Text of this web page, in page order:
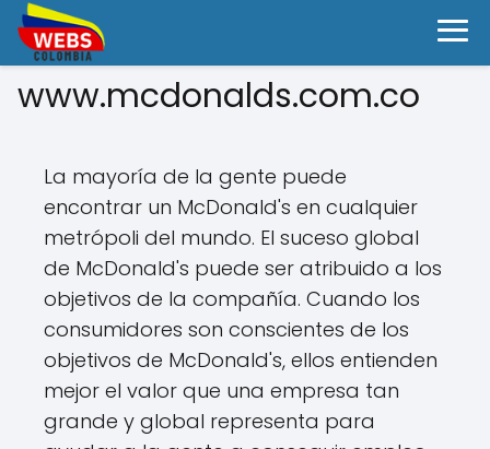
www.mcdonalds.com.co
La mayoría de la gente puede
encontrar un McDonald's en cualquier
metrópoli del mundo. El suceso global
de McDonald's puede ser atribuido a los
objetivos de la compañía. Cuando los
consumidores son conscientes de los
objetivos de McDonald's, ellos entienden
mejor el valor que una empresa tan
grande y global representa para